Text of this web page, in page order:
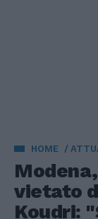
HOME
vietato
Koudri: